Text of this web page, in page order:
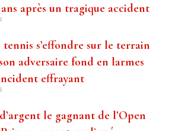
après un tragique accident
s’effondre sur le terrain
adversaire fond en larmes
effrayant
le gagnant de l’Open